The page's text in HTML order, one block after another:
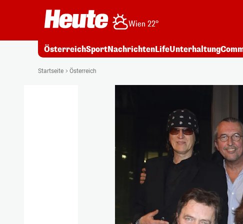
Wien 22°
ÖsterreichSportNachrichtenLifeUnterhaltung
Startseite Österreich